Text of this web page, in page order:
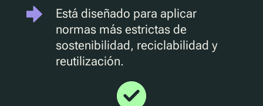
PPWR
SB54
EPR
ESPR
Está diseñado para aplicar
normas más estrictas de
sostenibilidad, reciclabilidad y
reutilización.